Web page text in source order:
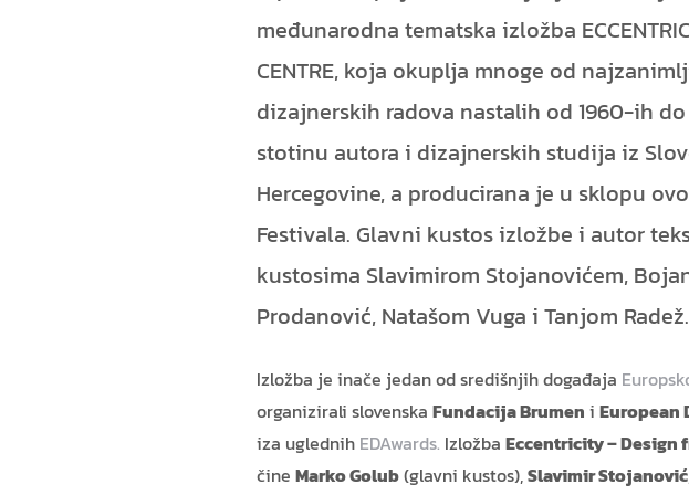
međunarodna tematska izložba
CENTRE, koja okuplja mnoge od
dizajnerskih radova nastalih od 1960-ih
stotinu autora i dizajnerskih studija iz
Hercegovine, a producirana je u sklopu
Festivala. Glavni kustos izložbe i autor
kustosima Slavimirom Stojanovićem,
Prodanović, Natašom Vuga i Tanjom Radež.
Izložba je inače jedan od središnjih događaja
organizirali slovenska Fundacija Brumen i European
iza uglednih EDAwards. Izložba Eccentricity – Design
čine Marko Golub(glavni kustos),Slavimir Stojanović